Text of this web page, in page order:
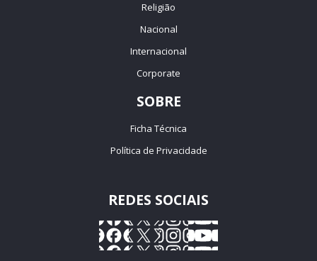
Religião
Nacional
Internacional
Corporate
SOBRE
Ficha Técnica
Política de Privacidade
REDES SOCIAIS